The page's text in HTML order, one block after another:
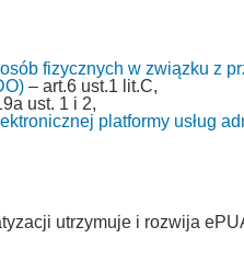
fizycznych w związku z
– art.6 ust.1 lit.C,
ust. 1 i 2,
platformy usług
utrzymuje i rozwija